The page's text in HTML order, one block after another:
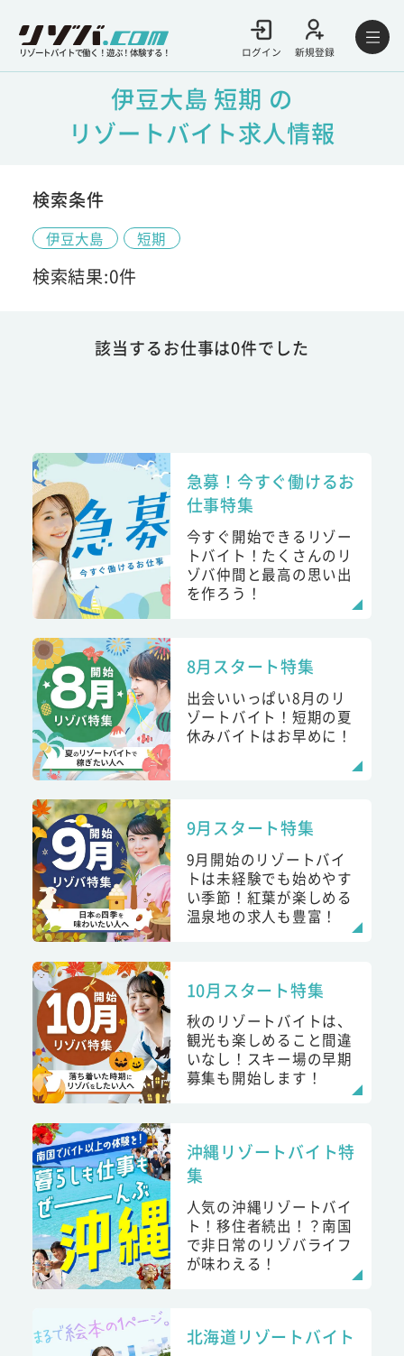
リゾートバイトで働く！遊ぶ！体験する！ ログイン 新規登録
伊豆大島 短期 の
リゾートバイト求人情報
検索条件
伊豆大島 短期
検索結果:0件
該当するお仕事は0件でした
急募！今すぐ働けるお
仕事特集
今すぐ開始できるリゾー
トバイト！たくさんのリ
ゾバ仲間と最高の思い出
を作ろう！
8月スタート特集
出会いいっぱい8月のリ
ゾートバイト！短期の夏
休みバイトはお早めに！
9月スタート特集
9月開始のリゾートバイ
トは未経験でも始めやす
い季節！紅葉が楽しめる
温泉地の求人も豊富！
10月スタート特集
秋のリゾートバイトは、
観光も楽しめること間違
いなし！スキー場の早期
募集も開始します！
沖縄リゾートバイト特
集
人気の沖縄リゾートバイ
ト！移住者続出！？南国
で非日常のリゾバライフ
が味わえる！
北海道リゾートバイト